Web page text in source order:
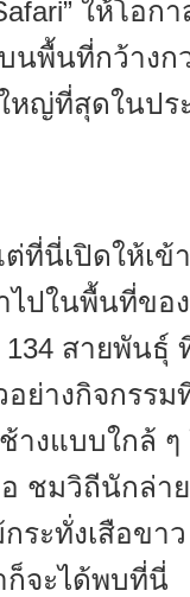
ให้โอกา
นพื้นที่กว้างก
หญ่ที่สุดในปร
ที่นี่เปิดให้เข้
ไปในพื้นที่ขอ
134 สายพันธุ์
ย่างกิจกรรม
างแบบใกล้ ๆ
ชมวิถีนักล่า
ระทั่งเสือขา
ก็จะได้พบที่นี่